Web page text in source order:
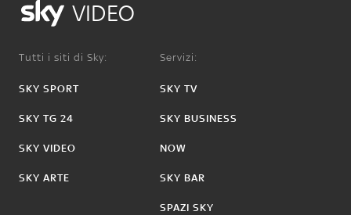
VIDEO
Tutti i siti di Sky:
SKY SPORT
SKY TG 24
SKY VIDEO
SKY ARTE
Servizi:
SKY TV
SKY BUSINESS
NOW
SKY BAR
SPAZI SKY